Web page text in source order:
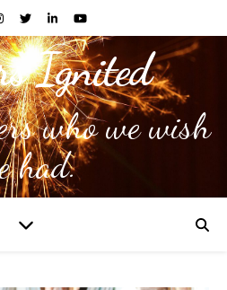
Ignited
who we wish
had.